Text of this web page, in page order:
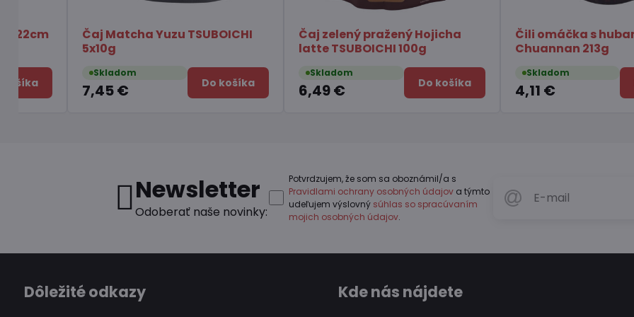
Podložka pod kórejskú misku
Skladom
3,25 € Do košíka
Rezance ostré syr Gouda
Chois Bibimmyeon 123g
Skladom
1,75 € Do košíka
Konjak Želé s príchuťou
broskyne ORIHIRO 120g
Skladom
2,64 € Do
Newsletter
Odoberať naše novinky:
Potvrdzujem, že som sa oboznámil/a s
Pravidlami ochrany osobných údajova týmto
udeľujem výslovný súhlas so spracúvaním
mojich osobných údajov.
Dôležité odkazy Kde nás nájdete